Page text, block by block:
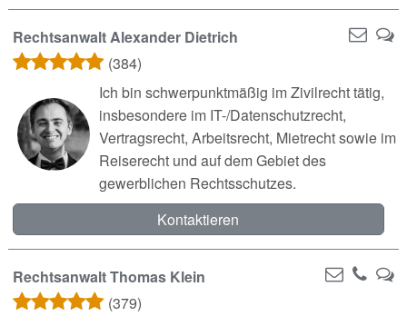
Rechtsanwalt Alexander Dietrich
(384)
Ich bin schwerpunktmäßig im Zivilrecht tätig,
insbesondere im IT-/Datenschutzrecht,
Vertragsrecht, Arbeitsrecht, Mietrecht sowie im
Reiserecht und auf dem Gebiet des
gewerblichen Rechtsschutzes.
Kontaktieren
Rechtsanwalt Thomas Klein
(379)